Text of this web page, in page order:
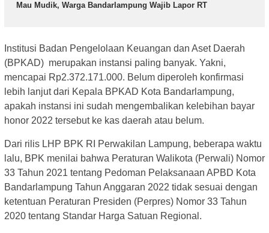
Mau Mudik, Warga Bandarlampung Wajib Lapor RT
Institusi Badan Pengelolaan Keuangan dan Aset Daerah
(BPKAD) merupakan instansi paling banyak. Yakni,
mencapai Rp2.372.171.000. Belum diperoleh konfirmasi
lebih lanjut dari Kepala BPKAD Kota Bandarlampung,
apakah instansi ini sudah mengembalikan kelebihan bayar
honor 2022 tersebut ke kas daerah atau belum.
Dari rilis LHP BPK RI Perwakilan Lampung, beberapa waktu
lalu, BPK menilai bahwa Peraturan Walikota (Perwali) Nomor
33 Tahun 2021 tentang Pedoman Pelaksanaan APBD Kota
Bandarlampung Tahun Anggaran 2022 tidak sesuai dengan
ketentuan Peraturan Presiden (Perpres) Nomor 33 Tahun
2020 tentang Standar Harga Satuan Regional.